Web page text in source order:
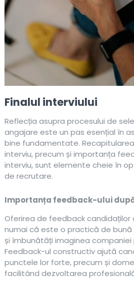
Finalul interviului
Reflecția asupra procesului de
angajare este un pas esențial în
bine fundamentate.
interviu, precum și importanța
interviu, sunt elemente cheie în
de recrutare.
Importanța feedback-ului
Oferirea de feedback candidaților
numai că este o practică de
și îmbunătăți imaginea companiei
Feedback-ul constructiv ajută
punctele lor forte, precum și
facilitând dezvoltarea